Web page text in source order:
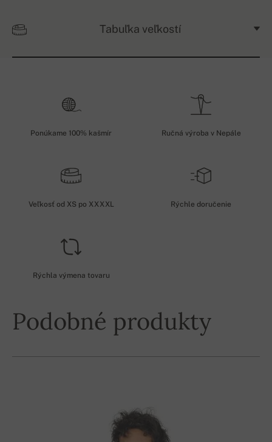
Tabuľka veľkostí
Ponúkame 100% kašmír Ručná výroba v Nepále
Veľkosť od XS po XXXXL Rýchle doručenie
Rýchla výmena tovaru
Podobné produkty